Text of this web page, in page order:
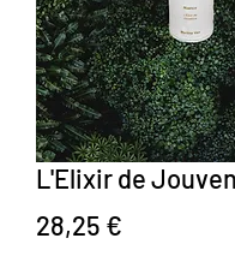
L'Elixir de
28,25 €